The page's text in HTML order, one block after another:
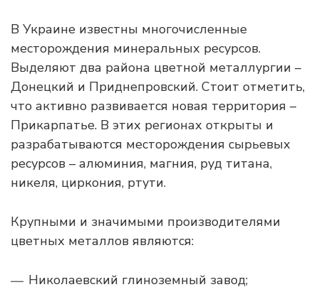
В Украине известны многочисленные
месторождения минеральных ресурсов.
Выделяют два района цветной металлургии –
Донецкий и Приднепровский. Стоит отметить,
что активно развивается новая территория –
Прикарпатье. В этих регионах открыты и
разрабатываются месторождения сырьевых
ресурсов – алюминия, магния, руд титана,
никеля, циркония, ртути.
Крупными и значимыми производителями
цветных металлов являются:
Николаевский глиноземный завод;